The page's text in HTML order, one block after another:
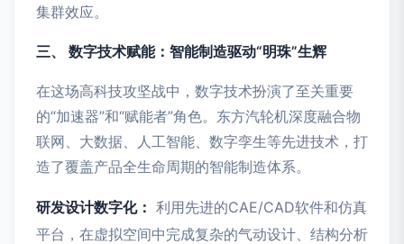
集群效应。
三、 数字技术赋能：智能制造驱动“明珠”生辉
在这场高科技攻坚战中，数字技术扮演了至关重要
的“加速器”和“赋能者”角色。东方汽轮机深度融合物
联网、大数据、人工智能、数字孪生等先进技术，打
造了覆盖产品全生命周期的智能制造体系。
研发设计数字化： 利用先进的CAE/CAD软件和仿真
平台，在虚拟空间中完成复杂的气动设计、结构分析